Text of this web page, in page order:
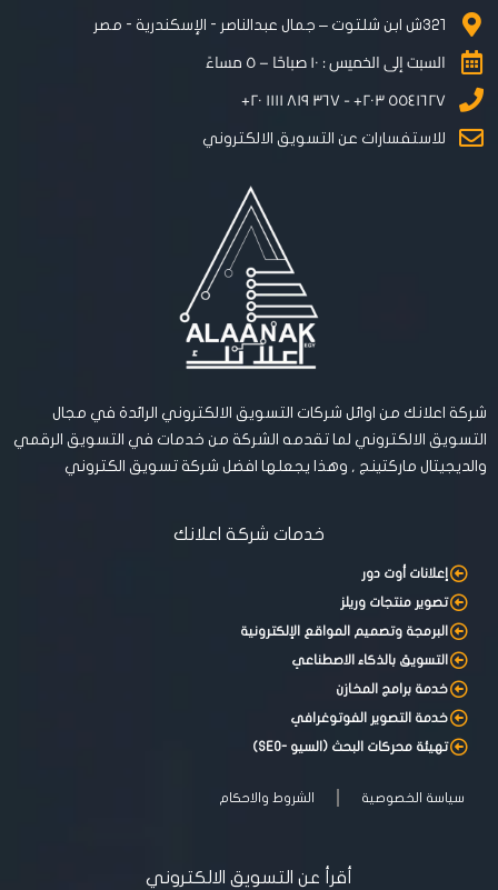
٣٢١ش ابن شلتوت – جمال عبدالناصر - الإسكندرية - مصر
السبت إلى الخميس : ١٠ صباحًا – ٥ مساءً
٥٥٤١٦٢٧ ٢٠٣+ - ٣٦٧ ٨١٩ ١١١١ ٢٠+
للاستفسارات عن التسويق الالكتروني
شركة اعلانك من اوائل شركات التسويق الالكتروني الرائدة في مجال
التسويق الالكتروني لما تقدمه الشركة من خدمات في التسويق الرقمي
والديجيتال ماركتينج , وهذا يجعلها افضل شركة تسويق الكتروني
خدمات شركة اعلانك
إعلانات أوت دور
تصوير منتجات وريلز
البرمجة وتصميم المواقع الإلكترونية
التسويق بالذكاء الاصطناعي
خدمة برامج المخازن
خدمة التصوير الفوتوغرافي
تهيئة محركات البحث (السيو -SEO)
سياسة الخصوصية الشروط والاحكام
أقرأ عن التسويق الالكتروني